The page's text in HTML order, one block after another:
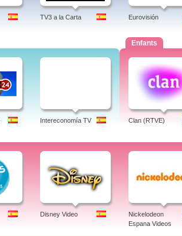
TV3 a la Carta Eurovisión
Intereconomía TV
Enfants
Clan (RTVE)
Disney Video
Nickelodeon
Espana Videos